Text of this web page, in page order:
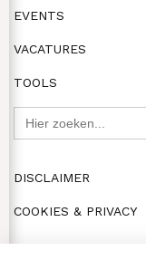
EVENTS
VACATURES
TOOLS
DISCLAIMER
COOKIES & PRIVACY